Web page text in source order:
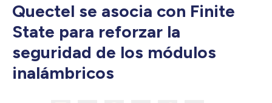
Quectel se asocia con Finite
State para reforzar la
seguridad de los módulos
inalámbricos